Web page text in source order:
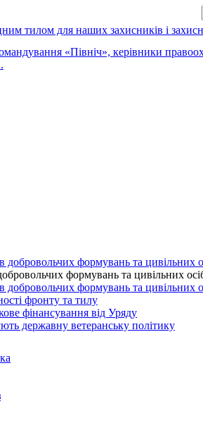
«Північ», керівники
формувань та цивільних